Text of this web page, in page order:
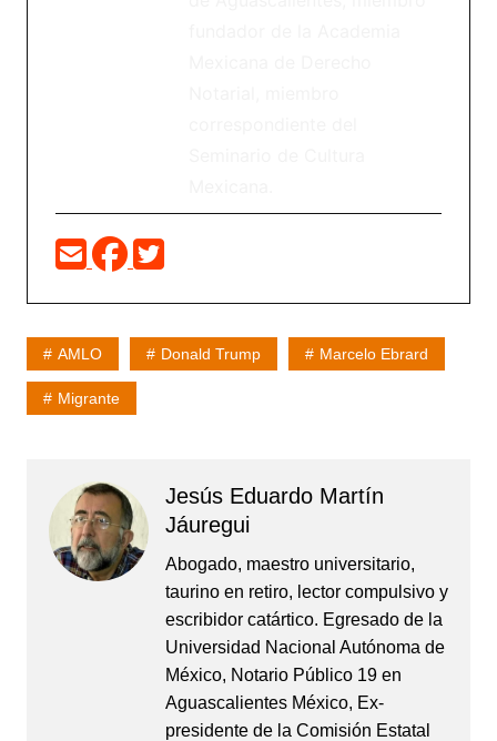
AMLO Donald Trump Marcelo Ebrard
Migrante
Jesús Eduardo Martín
Jáuregui
Abogado, maestro universitario,
taurino en retiro, lector compulsivo y
escribidor catártico. Egresado de la
Universidad Nacional Autónoma de
México, Notario Público 19 en
Aguascalientes México, Ex-
presidente de la Comisión Estatal